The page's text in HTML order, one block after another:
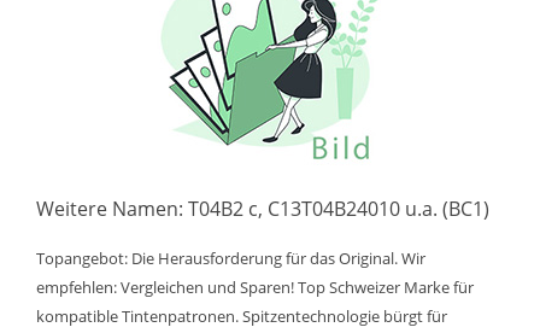
Weitere Namen: T04B2 c, C13T04B24010 u.a. (BC1)
Topangebot: Die Herausforderung für das Original. Wir
empfehlen: Vergleichen und Sparen! Top Schweizer Marke für
kompatible Tintenpatronen. Spitzentechnologie bürgt für